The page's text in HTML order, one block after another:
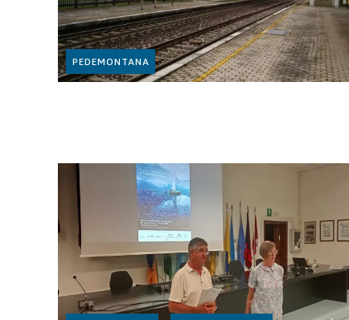
PEDEMONTANA